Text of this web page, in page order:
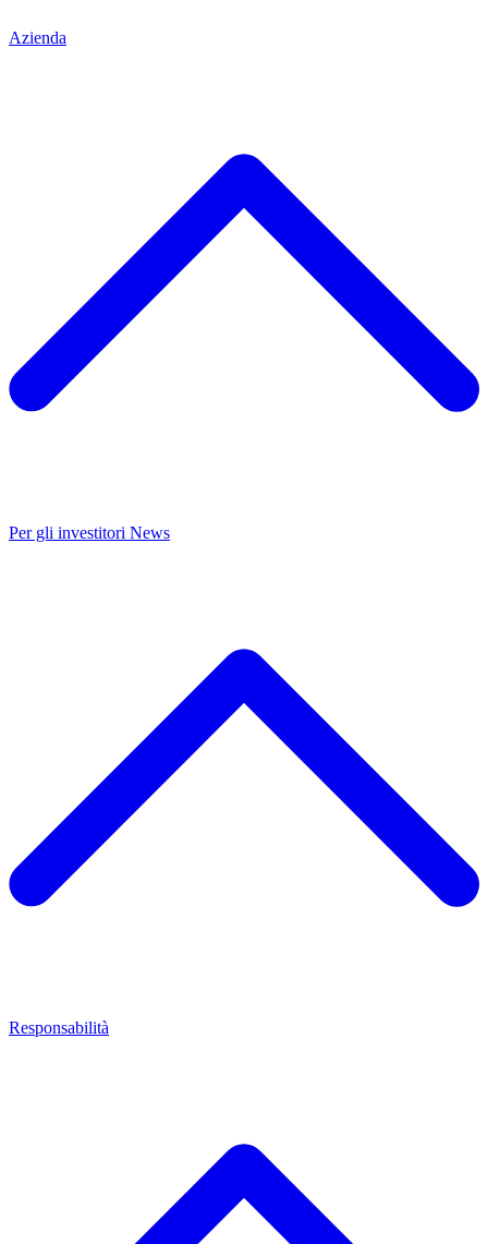
Azienda
Per gli investitori News
Responsabilità